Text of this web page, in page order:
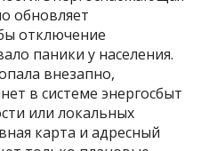
обновляет
отключение
паники у населения.
внезапно,
в системе энергосбыт
или локальных
карта и адресный